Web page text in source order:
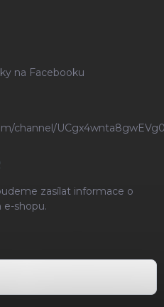
na Facebooku
channel/
zasílat informace o
shopu.